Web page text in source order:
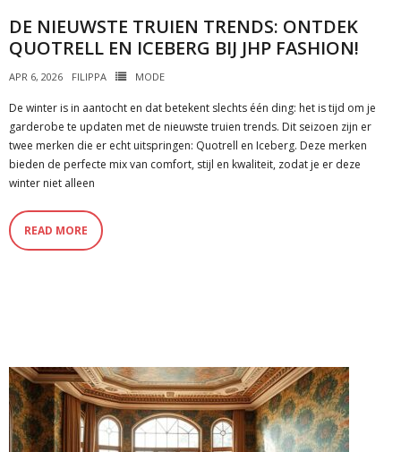
DE NIEUWSTE TRUIEN TRENDS: ONTDEK
QUOTRELL EN ICEBERG BIJ JHP FASHION!
APR 6, 2026 FILIPPA MODE
De winter is in aantocht en dat betekent slechts één ding: het is tijd om je
garderobe te updaten met de nieuwste truien trends. Dit seizoen zijn er
twee merken die er echt uitspringen: Quotrell en Iceberg. Deze merken
bieden de perfecte mix van comfort, stijl en kwaliteit, zodat je er deze
winter niet alleen
READ MORE